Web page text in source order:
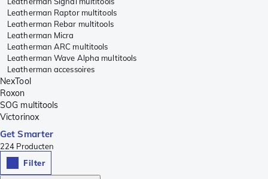
Leatherman Raptor multitools
Leatherman Rebar multitools
Leatherman Micra
Leatherman ARC multitools
Leatherman Wave Alpha multitools
Leatherman accessoires
NexTool
Roxon
SOG multitools
Victorinox
Get Smarter
224 Producten
Filter